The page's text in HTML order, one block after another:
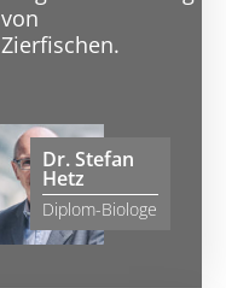
von
Zierfischen.
Dr. Stefan
Hetz
Diplom-Biologe